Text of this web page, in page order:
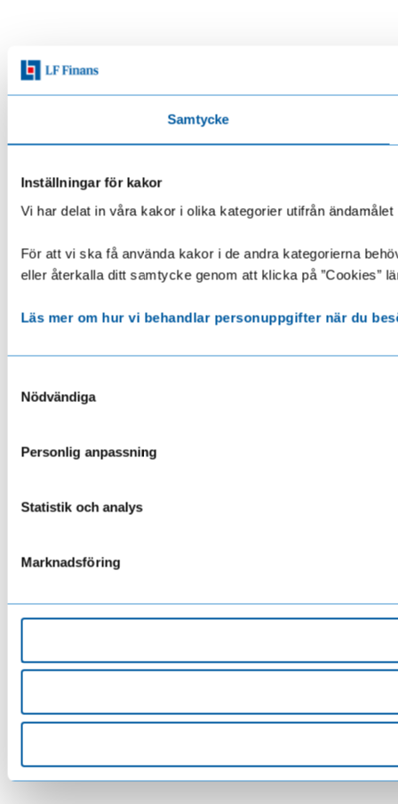
Samtycke
Inställningar för kakor
Vi har delat in våra kakor i olika kategorier utifrån
För att vi ska få använda kakor i de andra kategorierna
eller återkalla ditt samtycke genom att klicka på ”Cookies”
Läs mer om hur vi behandlar personuppgifter när du
Nödvändiga
Personlig anpassning
Statistik och analys
Marknadsföring